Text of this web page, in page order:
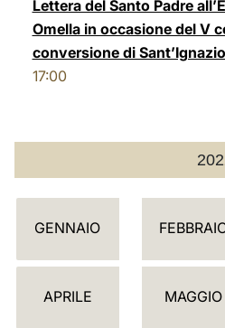
Lettera del Santo Padre
Omella in occasione del V
conversione di
17:00
C
L
GENNAIO
APRILE MAGGIO